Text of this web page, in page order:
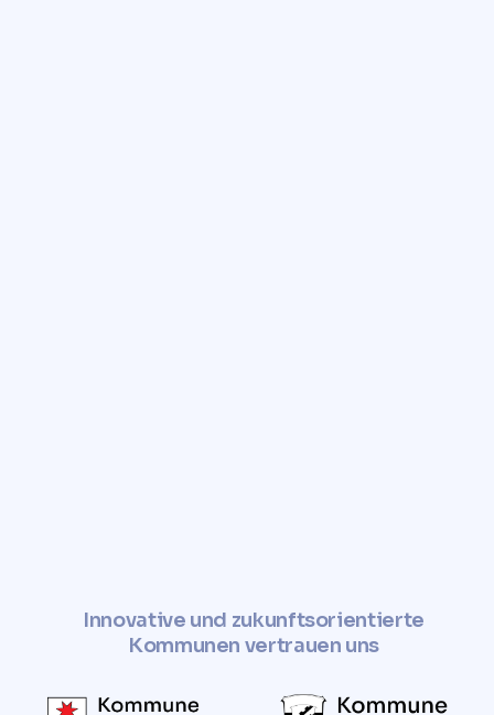
Innovative und zukunftsorientierte
Kommunen vertrauen uns